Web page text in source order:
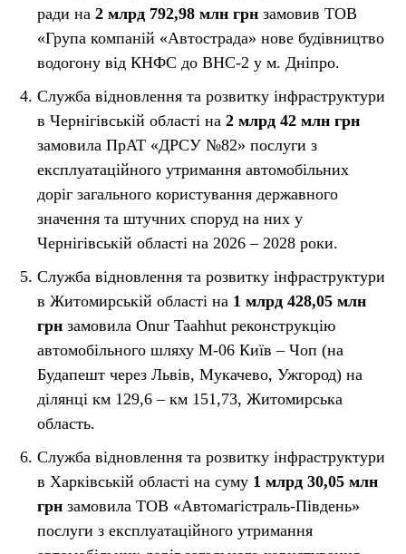
ради на 2 млрд 792,98 млн грн замовив ТОВ
«Група компаній «Автострада» нове будівництво
водогону від КНФС до ВНС-2 у м. Дніпро.
Служба відновлення та розвитку інфраструктури
в Чернігівській області на 2 млрд 42 млн грн
замовила ПрАТ «ДРСУ №82» послуги з
експлуатаційного утримання автомобільних
доріг загального користування державного
значення та штучних споруд на них у
Чернігівській області на 2026 – 2028 роки.
Служба відновлення та розвитку інфраструктури
в Житомирській області на 1 млрд 428,05 млн
грн замовила Onur Taahhut реконструкцію
автомобільного шляху М-06 Київ – Чоп (на
Будапешт через Львів, Мукачево, Ужгород) на
ділянці км 129,6 – км 151,73, Житомирська
область.
Служба відновлення та розвитку інфраструктури
в Харківській області на суму 1 млрд 30,05 млн
грн замовила ТОВ «Автомагістраль-Південь»
послуги з експлуатаційного утримання